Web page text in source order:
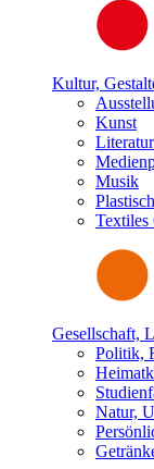
Kultur,
Kunst
Musik
Textiles
Gesellschaft,
Politik,
Natur,